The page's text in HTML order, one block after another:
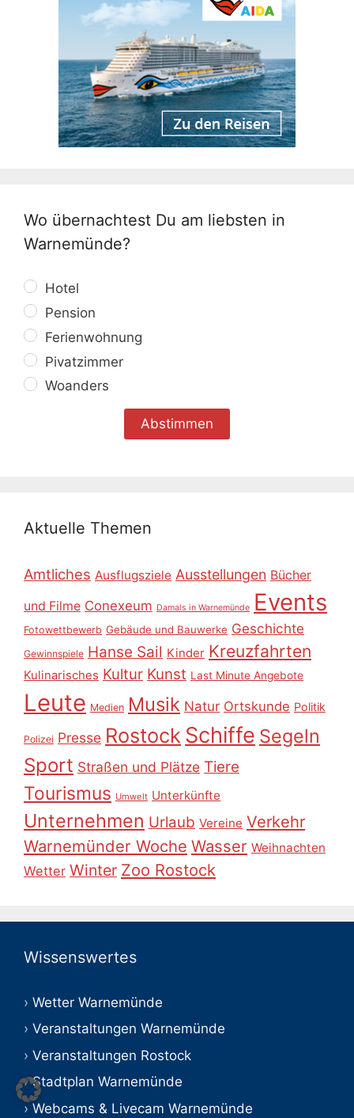
Wo übernachtest Du am liebsten in
Warnemünde?
Hotel
Pension
Ferienwohnung
Pivatzimmer
Woanders
Aktuelle Themen
Amtliches Ausflugsziele Ausstellungen Bücher
und Filme Conexeum Damals in Warnemünde Events
Fotowettbewerb Gebäude und Bauwerke Geschichte
Gewinnspiele Hanse Sail Kinder Kreuzfahrten
Kulinarisches Kultur Kunst Last Minute Angebote
Leute Medien Musik Natur Ortskunde Politik
Polizei Presse Rostock Schiffe Segeln
Sport Straßen und Plätze Tiere
Tourismus Umwelt Unterkünfte
Unternehmen Urlaub Vereine Verkehr
Warnemünder Woche Wasser Weihnachten
Wetter Winter Zoo Rostock
Wissenswertes
Wetter Warnemünde
Veranstaltungen Warnemünde
Veranstaltungen Rostock
Stadtplan Warnemünde
Webcams & Livecam Warnemünde